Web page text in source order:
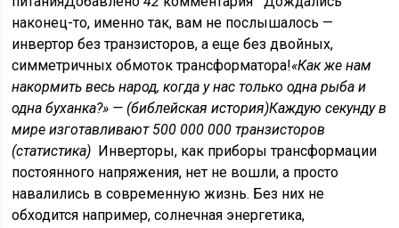
наконец-то, именно так, вам не послышалось —
инвертор без транзисторов, а еще без двойных,
симметричных обмоток трансформатора!«Как же нам
накормить весь народ, когда у нас только одна рыба и
одна буханка?» — (библейская история)Каждую секунду в
мире изготавливают 500 000 000 транзисторов
(статистика) Инверторы, как приборы трансформации
постоянного напряжения, нет не вошли, а просто
навалились в современную жизнь. Без них не
обходится например, солнечная энергетика,